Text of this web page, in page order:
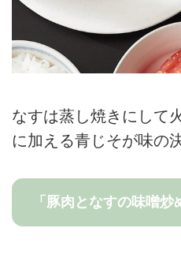
なすは蒸し焼きにして
に加える青じそが味の
「豚肉となすの味噌